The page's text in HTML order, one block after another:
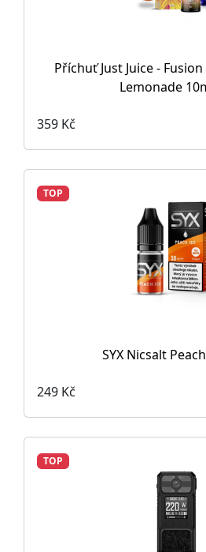
Příchuť Just Juice -
Lemonade
359 Kč
TOP
SYX Nicsalt
249 Kč
TOP